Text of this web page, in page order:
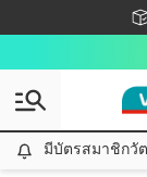
ช
มีบัตรสมาชิกวั